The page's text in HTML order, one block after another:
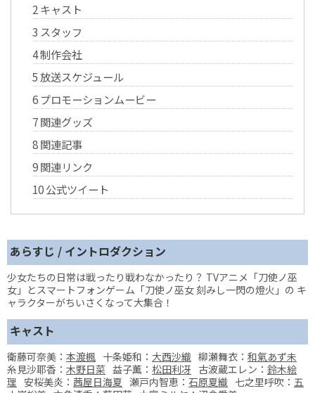
2キャスト
3 スタッフ
4制作会社
5放送スケジュール
6プロモーションムービー
7関連グッズ
8関連記事
9関連リンク
10公式ツイート
あらすじ / イントロダクション
少女たちの日常は戦ったり戦わなかったり？ TVアニメ「刀使ノ巫
女」とスマートフォンゲーム「刀使ノ巫女 刻みし一閃の燈火」の キ
ャラクターがちいさくなって大集合！
キャスト
衛藤可奈美： 本渡楓 十条姫和： 大西沙織 柳瀬舞衣： 和氣あず未
糸見沙耶香： 木野日菜 益子薫： 松田利冴 古波蔵エレン： 鈴木絵
理 安桜美炎： 茜屋日海夏 瀬戸内智恵： 石原夏織 七之里呼吹： 五